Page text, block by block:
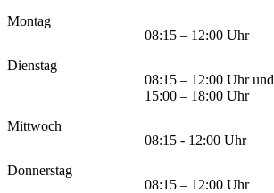
Montag
08:15 – 12:00 Uhr
Dienstag
08:15 – 12:00 Uhr und
15:00 – 18:00 Uhr
Mittwoch
08:15 - 12:00 Uhr
Donnerstag
08:15 – 12:00 Uhr